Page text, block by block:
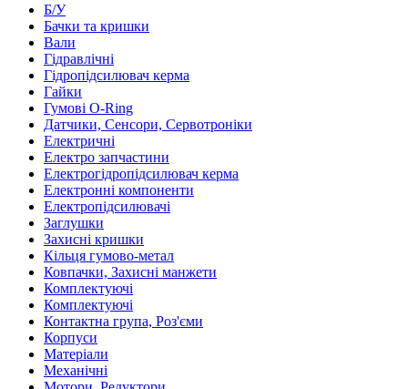
Б/У
Бачки та кришки
Вали
Гідравлічні
Гідропідсилювач керма
Гайки
Гумові O-Ring
Датчики, Сенсори, Сервотроніки
Електричні
Електро запчастини
Електрогідропідсилювач керма
Електронні компоненти
Електропідсилювачі
Заглушки
Захисні кришки
Кільця гумово-метал
Ковпачки, Захисні манжети
Комплектуючі
Комплектуючі
Контактна група, Роз'єми
Корпуси
Матеріали
Механічні